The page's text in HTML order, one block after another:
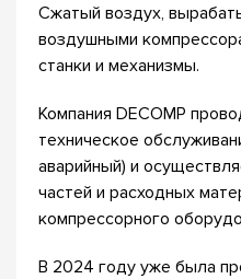
Сжатый воздух,
воздушными
станки и механизмы.
Компания DECOMP
техническое
аварийный) и
частей и расходных
компрессорного
В 2024 году уже была